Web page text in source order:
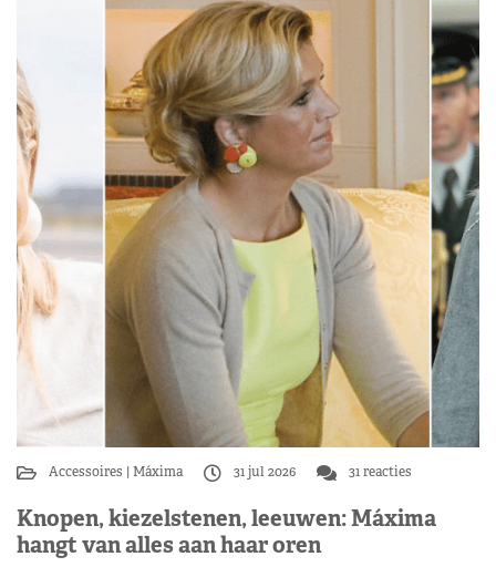
Accessoires Máxima 31 jul 2026 31 reacties
Knopen, kiezelstenen, leeuwen: Máxima
hangt van alles aan haar oren